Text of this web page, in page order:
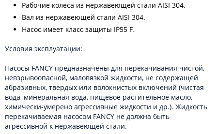
Рабочие колеса из нержавеющей стали AISI 304.
Вал из нержавеющей стали AISI 304.
Насос имеет класс защиты IP55 F.
Условия эксплуатации:
Насосы FANCY предназначены для перекачивания чистой,
невзрывоопасной, маловязкой жидкости, не содержащей
абразивных, твердых или волокнистых включений (чистая
вода, минеральная вода, пищевое растительное масло,
химически-умерено агрессивные жидкости и др.). Жидкость
перекачиваемая насосом FANCY не должна быть
агрессивной к нержавеющей стали.